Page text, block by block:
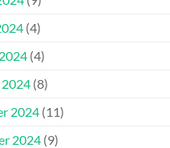
(4)
(4)
(8)
2024 (11)
2024 (9)